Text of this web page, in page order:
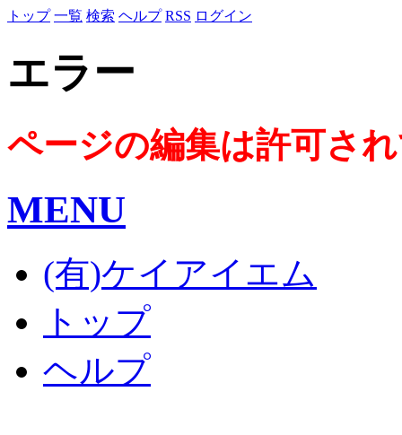
トップ 一覧 検索 ヘルプ RSS ログイン
エラー
ページの編集は許可さ
MENU
(有)ケイアイエム
トップ
ヘルプ